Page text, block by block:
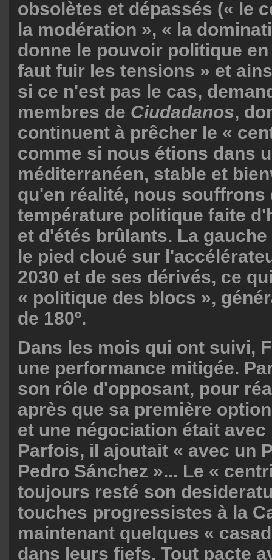
obsolètes et dépassés (« le
la modération », « la
donne le pouvoir politique
faut fuir les tensions » et
si ce n'est pas le cas,
membres de Ciudadanos,
continuent à prêcher le «
comme si nous étions dans
méditerranéen, stable et
qu'en réalité, nous souffrons
température politique faite
et d'étés brûlants. La
le pied cloué sur
2030 et de ses dérivés, ce
« politique des blocs »,
de 180º.
Dans les mois qui ont suivi,
une performance mitigée.
son rôle d'opposant, pour
après que sa première
et une négociation était avec
Parfois, il ajoutait « avec un
Pedro Sánchez »... Le «
toujours resté son
touches progressistes à la
maintenant quelques «
dans leurs fiefs. Tout pacte